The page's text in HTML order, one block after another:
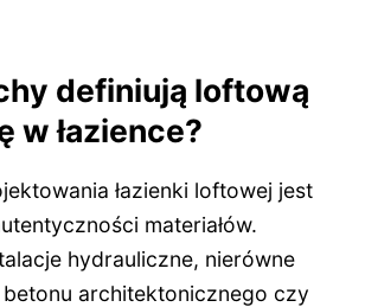
definiują loftową
w łazience?
łazienki loftowej jest
materiałów.
hydrauliczne, nierówne
architektonicznego czy